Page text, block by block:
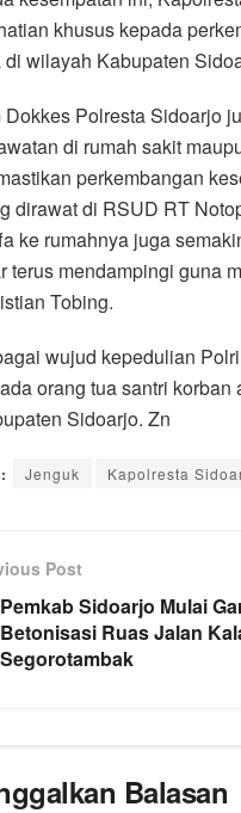
khusus kepada
di wilayah Kabupaten
Dokkes Polresta Sidoarjo
di rumah sakit
perkembangan
dirawat di RSUD RT
ke rumahnya juga
terus mendampingi guna
Tobing.
wujud kepedulian
orang tua santri
Sidoarjo. Zn
Jenguk Kapolresta
Post
Pemkab Sidoarjo Mulai
Betonisasi Ruas Jalan
Segorotambak
Balasan